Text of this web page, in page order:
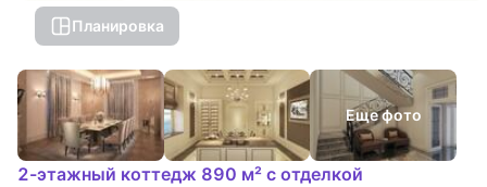
Планировка
Еще фото
2-этажный коттедж 890 м² с отделкой